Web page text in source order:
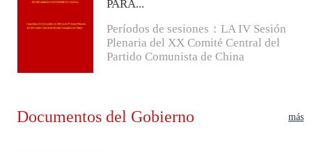
PARA...
Períodos de sesiones：LA IV Sesión
Plenaria del XX Comité Central del
Partido Comunista de China
Documentos del Gobierno más